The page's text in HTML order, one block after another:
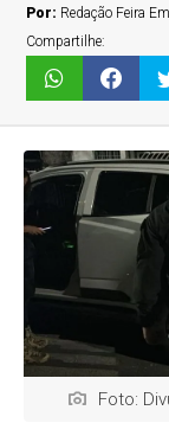
Por: Redação Feira
Compartilhe:
Foto: